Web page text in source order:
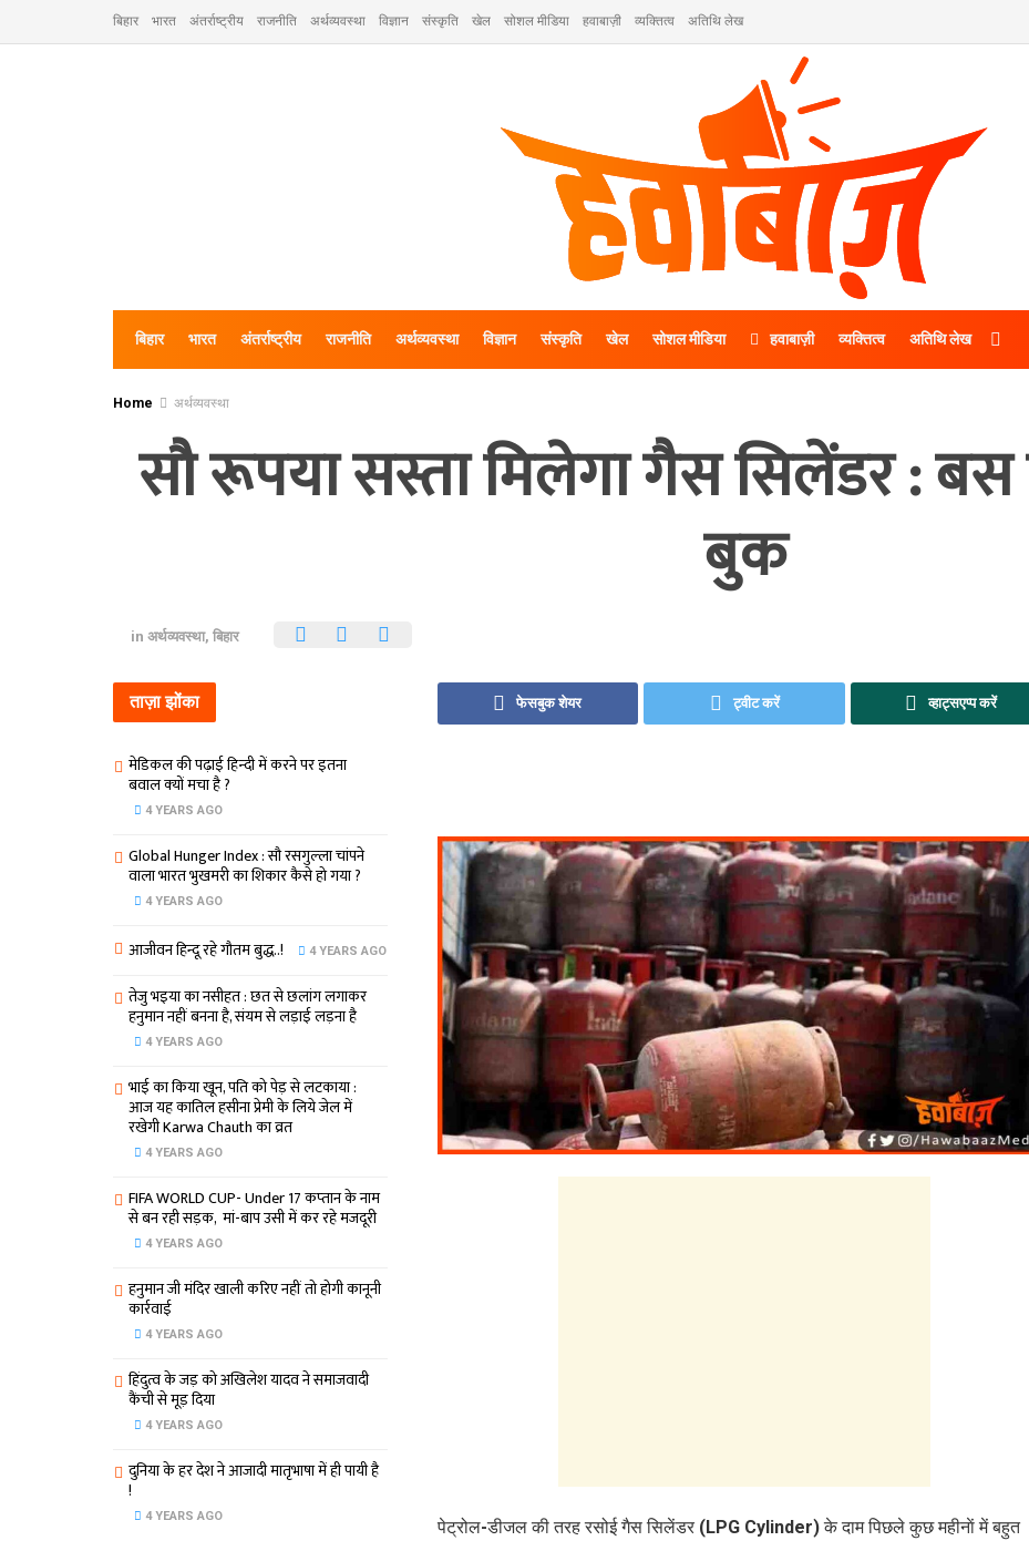
बिहार भारत अंतर्राष्ट्रीय राजनीति अर्थव्यवस्था विज्ञान संस्कृति खेल सोशल मीडिया हवाबाज़ी व्यक्तित्व अतिथि लेख
बिहार भारत अंतर्राष्ट्रीय राजनीति अर्थव्यवस्था विज्ञान संस्कृति खेल सोशल मीडिया हवाबाज़ी व्यक्तित्व अतिथि लेख
Home अर्थव्यवस्था
सौ रूपया सस्ता मिलेगा गैस सिलेंडर : बस
बुक
in अर्थव्यवस्था, बिहार
फेसबुक शेयर ट्वीट करें व्हाट्सएप्प करें
पेट्रोल-डीजल की तरह रसोई गैस सिलेंडर (LPG Cylinder) के दाम पिछले कुछ महीनाें में बहुत
ताज़ा झोंका
मेडिकल की पढ़ाई हिन्‍दी में करने पर इतना
बवाल क्‍यों मचा है ?
4 YEARS AGO
Global Hunger Index : सौ रसगुल्‍ला चांपने
वाला भारत भुखमरी का शिकार कैसे हो गया ?
4 YEARS AGO
आजीवन हिन्दू रहे गौतम बुद्ध..! 4 YEARS AGO
तेजु भइया का नसीहत : छत से छलांग लगाकर
हनुमान नहीं बनना है, संयम से लड़ाई लड़ना है
4 YEARS AGO
भाई का किया खून, पति को पेड़ से लटकाया :
आज यह कातिल हसीना प्रेमी के लिये जेल में
रखेगी Karwa Chauth का व्रत
4 YEARS AGO
FIFA WORLD CUP- Under 17 कप्‍तान के नाम
से बन रही सड़क, मां-बाप उसी में कर रहे मजदूरी
4 YEARS AGO
हनुमान जी मंदिर खाली करिए नहीं तो होगी कानूनी
कार्रवाई
4 YEARS AGO
हिंदुत्व के जड़ को अखिलेश यादव ने समाजवादी
कैंची से मूड़ दिया
4 YEARS AGO
दुनिया के हर देश ने आजादी मातृभाषा में ही पायी है
!
4 YEARS AGO